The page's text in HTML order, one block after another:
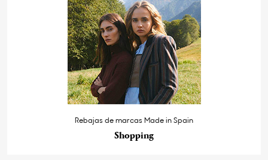
Rebajas de marcas Made in Spain
Shopping